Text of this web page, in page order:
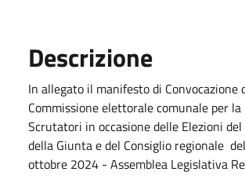
Descrizione
In allegato il manifesto di Convocazione
Commissione elettorale comunale per
Scrutatori in occasione delle Elezioni
della Giunta e del Consiglio regionale
ottobre 2024 - Assemblea Legislativa